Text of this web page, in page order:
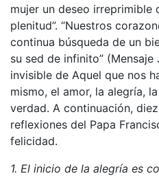
mujer un deseo irreprimible
plenitud”. “Nuestros
continua búsqueda de un
su sed de infinito” (Mensaje
invisible de Aquel que nos
mismo, el amor, la alegría,
verdad. A continuación,
reflexiones del Papa
felicidad.
1. El inicio de la alegría es